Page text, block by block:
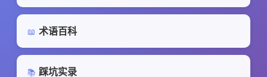
📖 术语百科
📚 踩坑实录